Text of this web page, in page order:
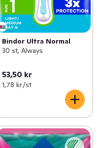
Bindor Ultra Normal
30 st, Always
53,50 kr
1,78 kr /st